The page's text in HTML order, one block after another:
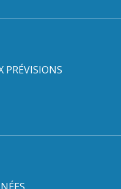
PRÉVISIONS